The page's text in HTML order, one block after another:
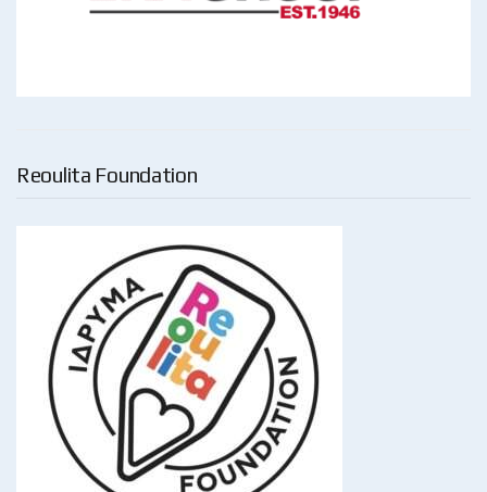
Reoulita Foundation